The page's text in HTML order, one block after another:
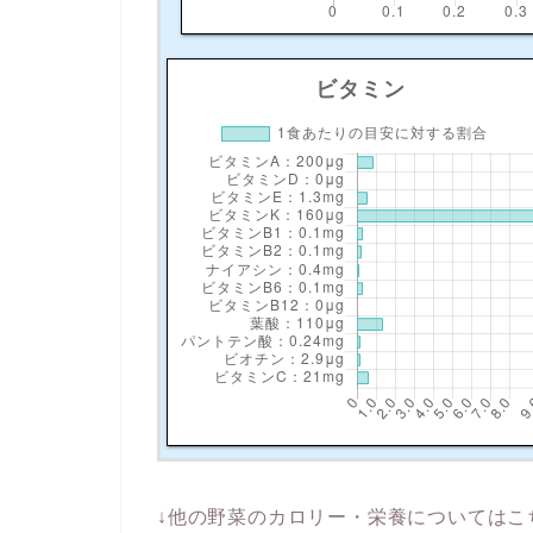
↓他の野菜のカロリー・栄養についてはこ